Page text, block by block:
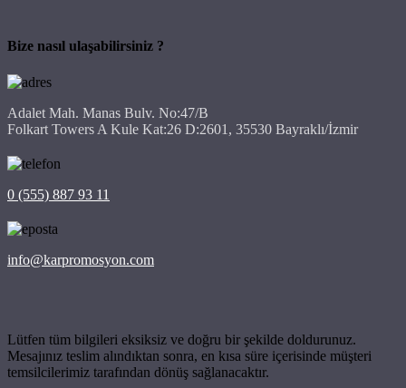
Bize nasıl ulaşabilirsiniz ?
Adalet Mah. Manas Bulv. No:47/B
Folkart Towers A Kule Kat:26 D:2601, 35530 Bayraklı/İzmir
0 (555) 887 93 11
info@karpromosyon.com
Lütfen tüm bilgileri eksiksiz ve doğru bir şekilde doldurunuz.
Mesajınız teslim alındıktan sonra, en kısa süre içerisinde müşteri
temsilcilerimiz tarafından dönüş sağlanacaktır.